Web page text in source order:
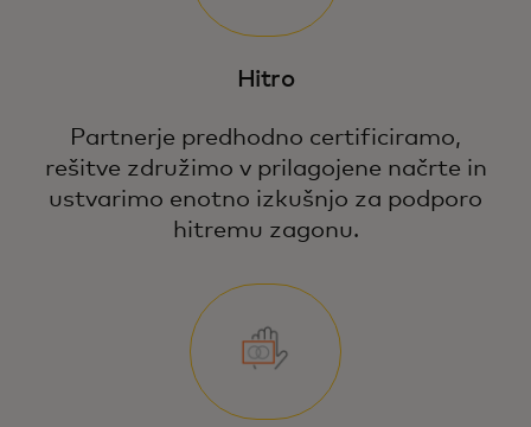
Hitro
Partnerje predhodno certificiramo,
rešitve združimo v prilagojene načrte in
ustvarimo enotno izkušnjo za podporo
hitremu zagonu.